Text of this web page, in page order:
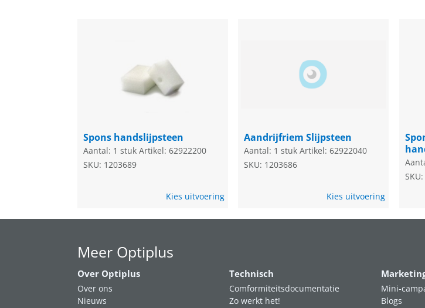
Spons handslijpsteen
Aantal: 1 stuk Artikel: 62922200
SKU: 1203689
Kies uitvoering
Aandrijfriem Slijpsteen
Aantal: 1 stuk Artikel: 62922040
SKU: 1203686
Kies uitvoering
Meer Optiplus
Over Optiplus
Over ons
Nieuws
Technisch
Comformiteitsdocumentatie
Zo werkt het!
Mini-
Blogs